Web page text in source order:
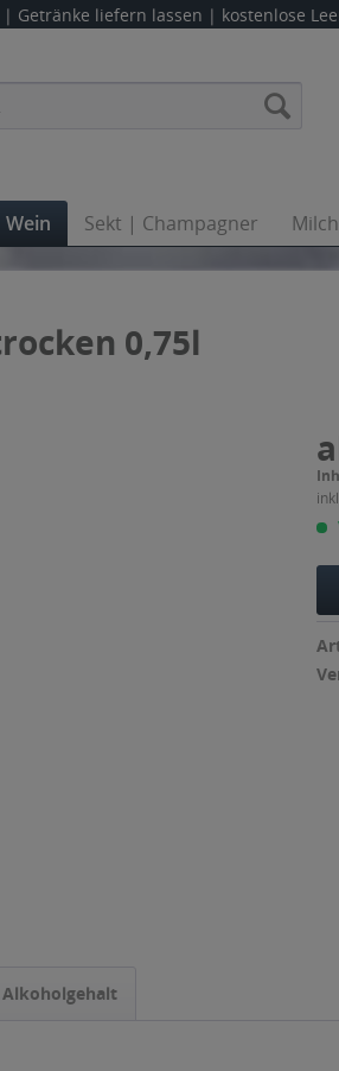
| Getränke liefern lassen | kostenlose
Wein Sekt | Champagner
0,75l
Alkoholgehalt